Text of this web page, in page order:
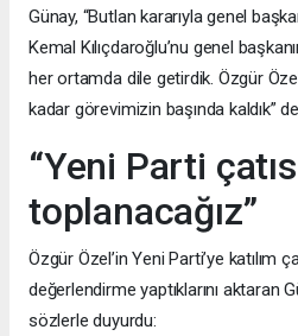
Günay, “Butlan kararıyla genel
Kemal Kılıçdaroğlu’nu genel
her ortamda dile getirdik. Özgür
kadar görevimizin başında kaldık”
“Yeni Parti
toplanacağız”
Özgür Özel’in Yeni Parti’ye katılım
değerlendirme yaptıklarını aktaran
sözlerle duyurdu: